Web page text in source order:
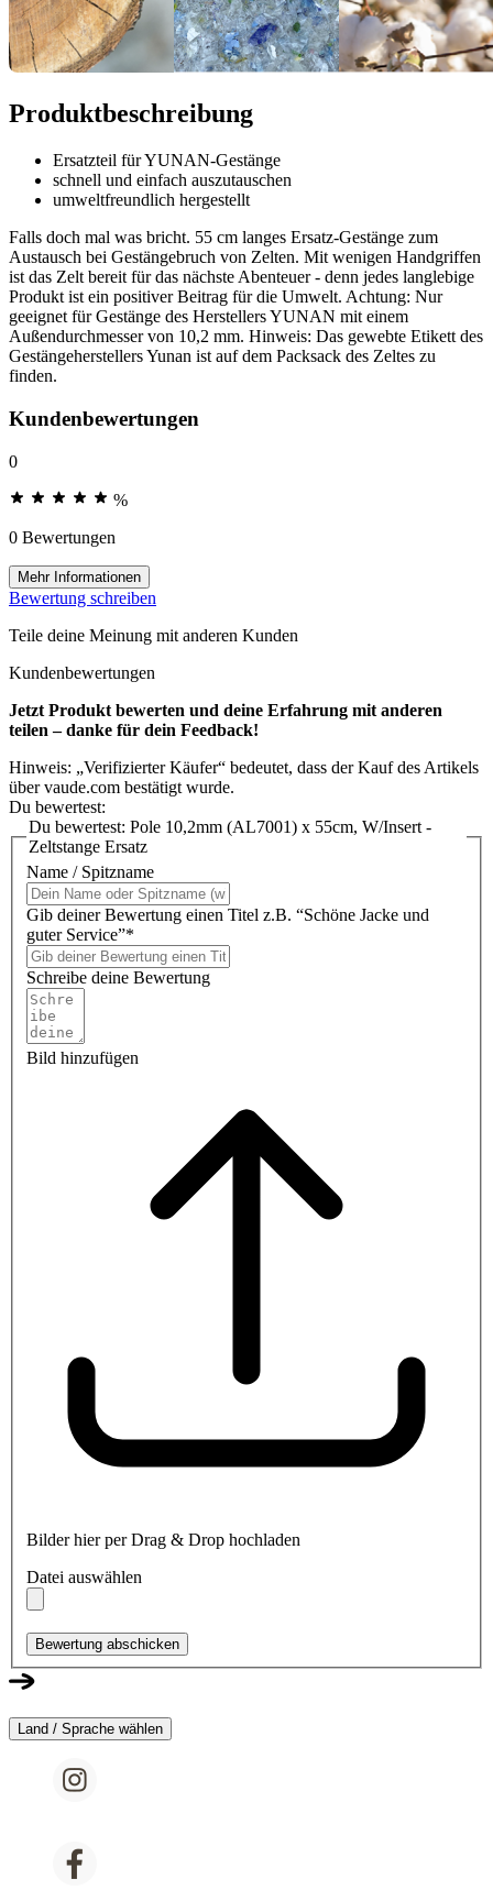
Produktbeschreibung
Ersatzteil für YUNAN-Gestänge
schnell und einfach auszutauschen
umweltfreundlich hergestellt
Falls doch mal was bricht. 55 cm langes Ersatz-Gestänge zum
Austausch bei Gestängebruch von Zelten. Mit wenigen Handgriffen
ist das Zelt bereit für das nächste Abenteuer - denn jedes langlebige
Produkt ist ein positiver Beitrag für die Umwelt. Achtung: Nur
geeignet für Gestänge des Herstellers YUNAN mit einem
Außendurchmesser von 10,2 mm. Hinweis: Das gewebte Etikett des
Gestängeherstellers Yunan ist auf dem Packsack des Zeltes zu
finden.
Kundenbewertungen
0
%
0 Bewertungen
Mehr Informationen
Bewertung schreiben
Teile deine Meinung mit anderen Kunden
Kundenbewertungen
Jetzt Produkt bewerten und deine Erfahrung mit anderen
teilen – danke für dein Feedback!
Hinweis: „Verifizierter Käufer“ bedeutet, dass der Kauf des Artikels
über vaude.com bestätigt wurde.
Du bewertest:
Du bewertest: Pole 10,2mm (AL7001) x 55cm, W/Insert -
Zeltstange Ersatz
Name / Spitzname
Gib deiner Bewertung einen Titel z.B. “Schöne Jacke und
guter Service”*
Schreibe deine Bewertung
Bild hinzufügen
Bilder hier per Drag & Drop hochladen
Datei auswählen
Bewertung abschicken
Land / Sprache wählen